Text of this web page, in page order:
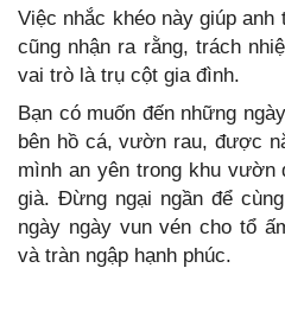
Việc nhắc khéo này giúp
cũng nhận ra rằng, trách
vai trò là trụ cột gia đình.
Bạn có muốn đến những
bên hồ cá, vườn rau, được
mình an yên trong khu
già. Đừng ngại ngần để
ngày ngày vun vén cho tổ
và tràn ngập hạnh phúc.